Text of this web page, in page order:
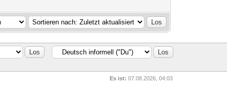
Es ist: 07.08.2026, 04:03